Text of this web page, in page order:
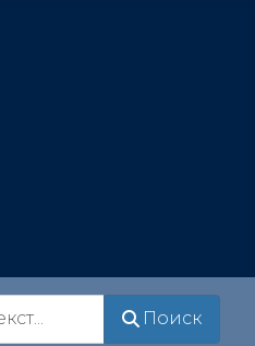
Поиск